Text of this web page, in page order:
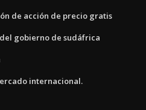
de acción de precio gratis
gobierno de sudáfrica
internacional.